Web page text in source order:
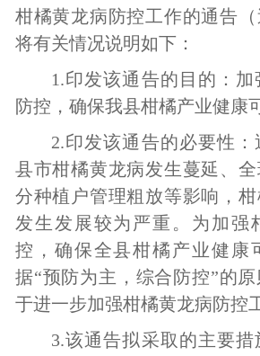
柑橘黄龙病防控工作的通告（
将有关情况说明如下：
1 .印发该通告的目的：
防控 ， 确保我县柑橘产业健康
2.印发该通告的必要性：
县市柑橘黄龙病发生蔓延、
分种植户管理粗放等影响 ，
发生发展较为严重 。 为加强
控 ， 确保全县柑橘产业健康
据“预防为主 ， 综合防控”的原
于进一步加强柑橘黄龙病防控
3.该通告拟采取的主要